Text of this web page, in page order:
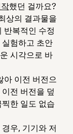
했던 걸까요?
상의 결과물을
반복적인 수정
험하고 초안
시각으로 바
아 이전 버전으
전 버전을 덮
한 일도 없습
우, 기기와 저